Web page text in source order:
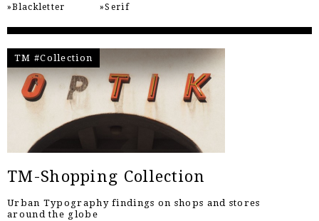
Blackletter
Serif
TM #Collection
TM-Shopping Collection
Urban Typography findings on shops and stores
around the globe